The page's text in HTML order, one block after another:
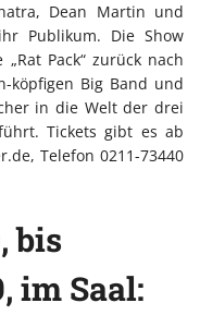
Dean Martin und
Publikum. Die Show
Pack“ zurück nach
köpfigen Big Band und
in die Welt der drei
Tickets gibt es ab
Telefon 0211-73440
bis
im Saal: